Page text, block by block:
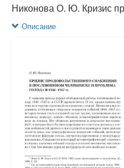
Никонова О. Ю. Кризис
Описание